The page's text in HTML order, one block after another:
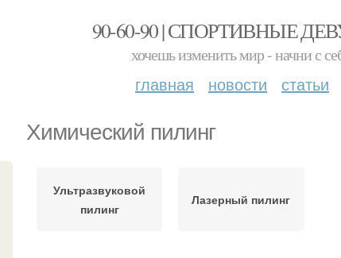
90-60-90 | СПОРТИВНЫЕ
хочешь изменить мир - начни с
главная новости статьи
Химический пилинг
Ультразвуковой
пилинг
Лазерный пилинг